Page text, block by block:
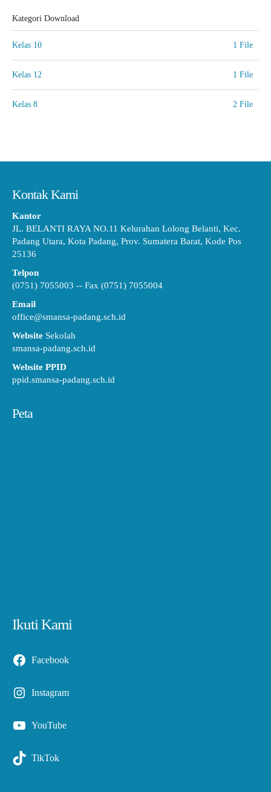
Kategori Download
Kelas 10 1 File
Kelas 12 1 File
Kelas 8 2 File
Kontak Kami
Kantor
JL. BELANTI RAYA NO.11 Kelurahan Lolong Belanti, Kec.
Padang Utara, Kota Padang, Prov. Sumatera Barat, Kode Pos
25136
Telpon
(0751) 7055003 -- Fax (0751) 7055004
Email
office@smansa-padang.sch.id
Website Sekolah
smansa-padang.sch.id
Website PPID
ppid.smansa-padang.sch.id
Peta
Ikuti Kami
Facebook
Instagram
YouTube
TikTok